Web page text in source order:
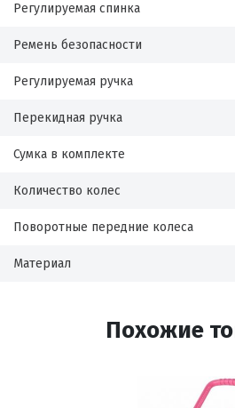
Регулируемая спинка
Ремень безопасности
Регулируемая ручка
Перекидная ручка
Сумка в комплекте
Количество колес
Поворотные передние колеса
Материал
Похожие